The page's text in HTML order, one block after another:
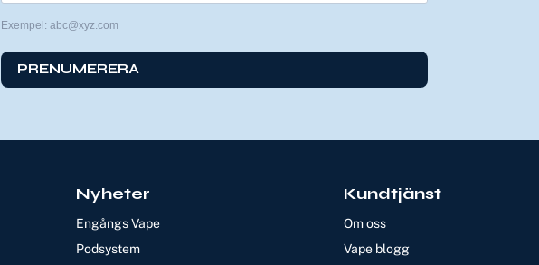
Exempel: abc@xyz.com
PRENUMERERA
Nyheter
Engångs Vape
Podsystem
Kundtjänst
Om oss
Vape blogg